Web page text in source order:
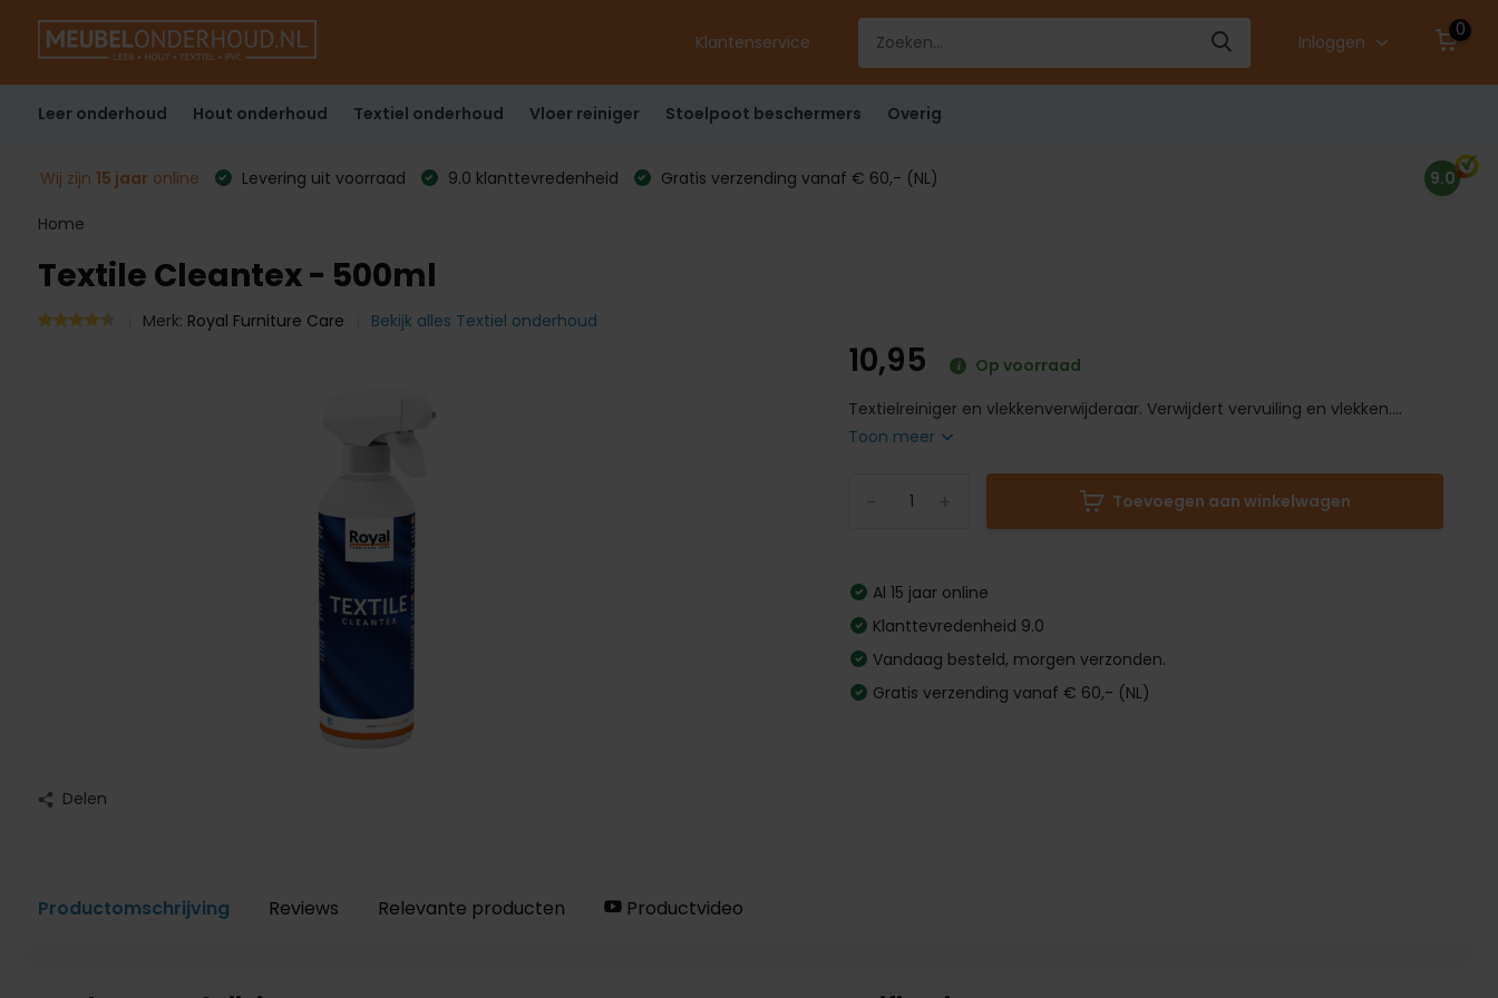
Klantenservice Inloggen
0
Leer onderhoud Hout onderhoud Textiel onderhoud Vloer reiniger Stoelpoot beschermers Overig
Wij zijn 15 jaaronline Levering uit voorraad 9.0 klanttevredenheid Gratis verzending vanaf € 60,- (NL) 9.0
Home
Textile Cleantex - 500ml
Merk: Royal Furniture Care Bekijk alles Textiel onderhoud
Delen
10,95
Op voorraad
Textielreiniger en vlekkenverwijderaar. Verwijdert vervuiling en vlekken....
Toon meer
Toevoegen aan winkelwagen
Al 15 jaar online
Klanttevredenheid 9.0
Vandaag besteld, morgen verzonden.
Gratis verzending vanaf € 60,- (NL)
Productomschrijving Reviews Relevante producten Productvideo